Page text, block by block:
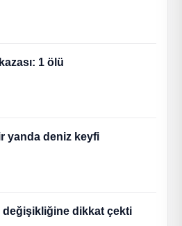
1 ölü
yanda deniz keyfi
değişikliğine dikkat çekti